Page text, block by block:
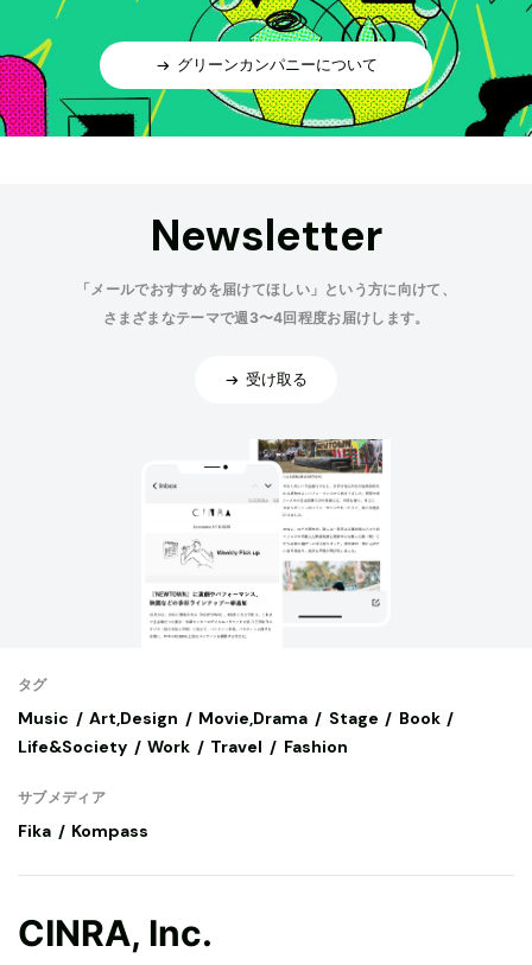
グリーンカンパニーについて
Newsletter
「メールでおすすめを届けてほしい」という方に向けて、
さまざまなテーマで週3〜4回程度お届けします。
受け取る
タグ
Music Art,Design Movie,Drama Stage
Book
Life&Society
Work Travel Fashion
サブメディア
Fika Kompass
CINRA, Inc.